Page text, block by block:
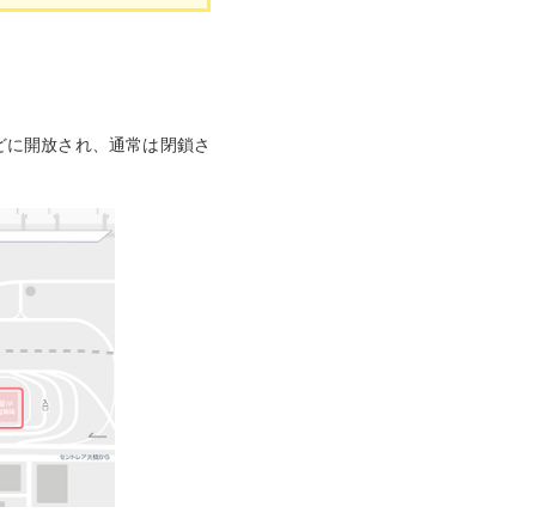
開放され、通常は閉鎖さ